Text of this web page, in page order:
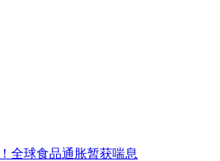
全球食品通胀暂获喘息